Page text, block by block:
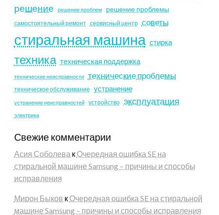
решение решение проблем решение проблемы
самостоятельный ремонт сервисный центр советы
стиральная машина стирка
техника техническая поддержка
технические неисправности технические проблемы
техническое обслуживание устранение
устранение неисправностей устройство эксплуатация
электрика
Свежие комментарии
Асия Соболева к Очередная ошибка SE на
стиральной машине Samsung – причины и способы
исправления
Мирон Быков к Очередная ошибка SE на стиральной
машине Samsung – причины и способы исправления